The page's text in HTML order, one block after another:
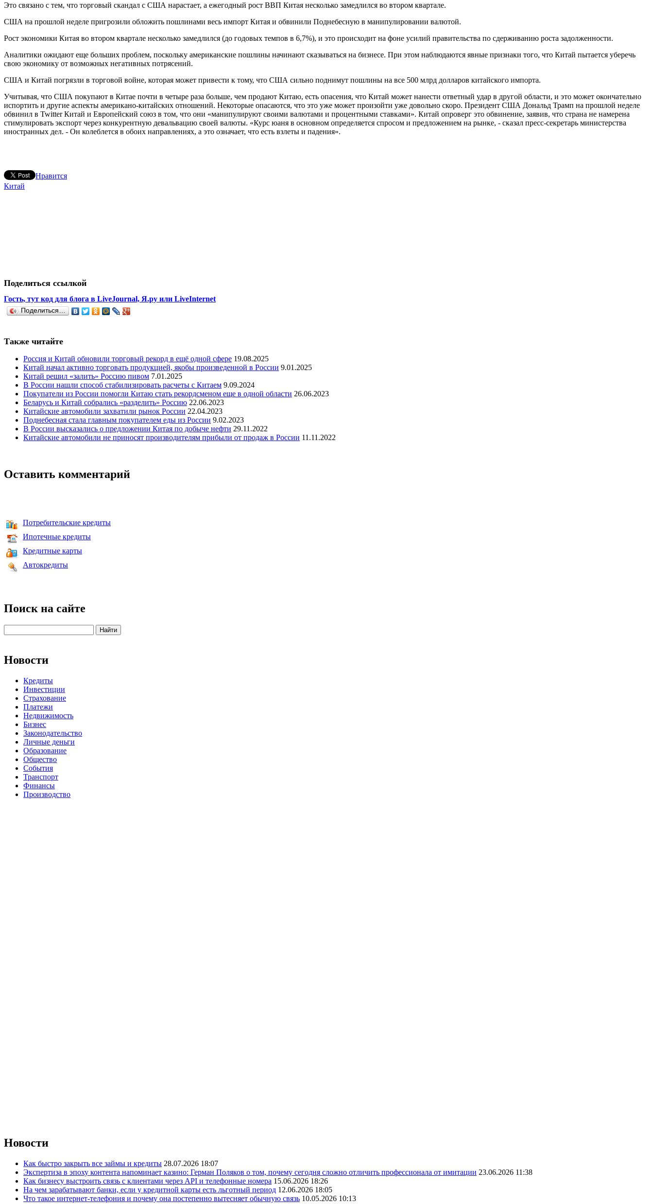
Это связано с тем, что торговый скандал с США нарастает, а ежегодный рост ВВП Китая несколько замедлился во втором квартале.
США на прошлой неделе пригрозили обложить пошлинами весь импорт Китая и обвинили Поднебесную в манипулировании валютой.
Рост экономики Китая во втором квартале несколько замедлился (до годовых темпов в 6,7%), и это происходит на фоне усилий правительства по сдерживанию роста задолженности.
Аналитики ожидают еще больших проблем, поскольку американские пошлины начинают сказываться на бизнесе. При этом наблюдаются явные признаки того, что Китай пытается уберечь
свою экономику от возможных негативных потрясений.
США и Китай погрязли в торговой войне, которая может привести к тому, что США сильно поднимут пошлины на все 500 млрд долларов китайского импорта.
Учитывая, что США покупают в Китае почти в четыре раза больше, чем продают Китаю, есть опасения, что Китай может нанести ответный удар в другой области, и это может окончательно
испортить и другие аспекты американо-китайских отношений. Некоторые опасаются, что это уже может произойти уже довольно скоро. Президент США Дональд Трамп на прошлой неделе
обвинил в Twitter Китай и Европейский союз в том, что они «манипулируют своими валютами и процентными ставками». Китай опроверг это обвинение, заявив, что страна не намерена
стимулировать экспорт через конкурентную девальвацию своей валюты. «Курс юаня в основном определяется спросом и предложением на рынке, - сказал пресс-секретарь министерства
иностранных дел. - Он колеблется в обоих направлениях, а это означает, что есть взлеты и падения».
Нравится
Китай
Поделиться ссылкой
Гость, тут код для блога в LiveJournal, Я.ру или LiveInternet
Поделиться…
Также читайте
Россия и Китай обновили торговый рекорд в ещё одной сфере 19.08.2025
Китай начал активно торговать продукцией, якобы произведенной в России 9.01.2025
Китай решил «залить» Россию пивом 7.01.2025
В России нашли способ стабилизировать расчеты с Китаем 9.09.2024
Покупатели из России помогли Китаю стать рекордсменом еще в одной области 26.06.2023
Беларусь и Китай собрались «разделить» Россию 22.06.2023
Китайские автомобили захватили рынок России 22.04.2023
Поднебесная стала главным покупателем еды из России 9.02.2023
В России высказались о предложении Китая по добыче нефти 29.11.2022
Китайские автомобили не приносят производителям прибыли от продаж в России 11.11.2022
Оставить комментарий
Потребительские кредиты
Ипотечные кредиты
Кредитные карты
Автокредиты
Поиск на сайте
Новости
Кредиты
Инвестиции
Страхование
Платежи
Недвижимость
Бизнес
Законодательство
Личные деньги
Образование
Общество
События
Транспорт
Финансы
Производство
Новости
Как быстро закрыть все займы и кредиты 28.07.2026 18:07
Экспертиза в эпоху контента напоминает казино: Герман Поляков о том, почему сегодня сложно отличить профессионала от имитации 23.06.2026 11:38
Как бизнесу выстроить связь с клиентами через API и телефонные номера 15.06.2026 18:26
На чем зарабатывают банки, если у кредитной карты есть льготный период 12.06.2026 18:05
Что такое интернет-телефония и почему она постепенно вытесняет обычную связь 10.05.2026 10:13